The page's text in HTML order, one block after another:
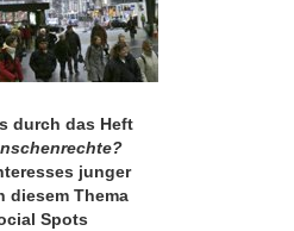
durch das Heft
junger
diesem Thema
Spots